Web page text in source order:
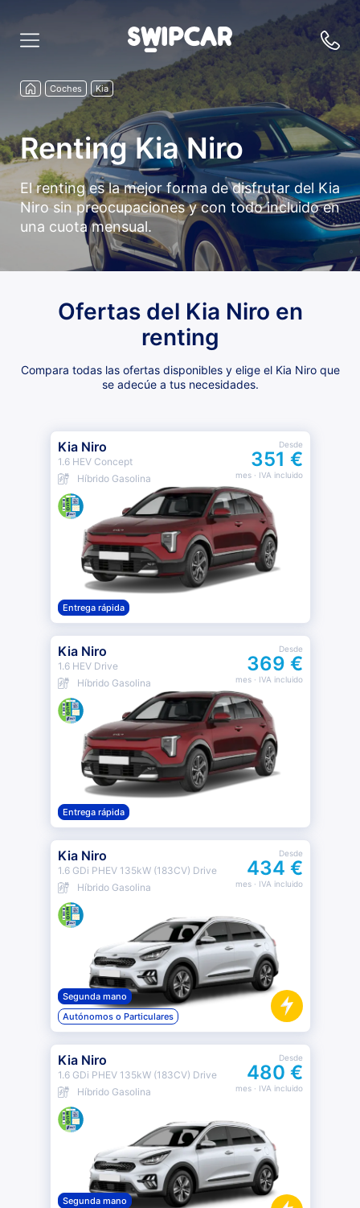
Coches Kia
Renting Kia Niro
El renting es la mejor forma de disfrutar del Kia
Niro sin preocupaciones y con todo incluido en
una cuota mensual.
Ofertas del Kia Niro en
renting
Compara todas las ofertas disponibles y elige el Kia Niro que
se adecúe a tus necesidades.
Kia Niro
1.6 HEV Concept
Híbrido Gasolina
Desde
351 €
mes· IVA incluido
Entrega rápida
Kia Niro
1.6 HEV Drive
Híbrido Gasolina
Desde
369 €
mes· IVA incluido
Entrega rápida
Kia Niro
1.6 GDi PHEV 135kW (183CV) Drive
Híbrido Gasolina
Desde
434 €
mes· IVA incluido
Segunda mano
Autónomos o Particulares
Kia Niro
1.6 GDi PHEV 135kW (183CV) Drive
Híbrido Gasolina
Desde
480 €
mes· IVA incluido
Segunda mano